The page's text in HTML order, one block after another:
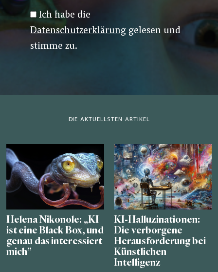
Ich habe die
Datenschutzerklärung gelesen und
stimme zu.
DIE AKTUELLSTEN ARTIKEL
Helena Nikonole: „KI
ist eine Black Box, und
genau das interessiert
mich”
KI-Halluzinationen:
Die verborgene
Herausforderung bei
Künstlichen
Intelligenz